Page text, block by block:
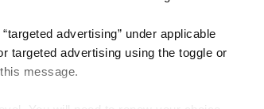
advertising” under applicable
targeted advertising using the toggle or
message.